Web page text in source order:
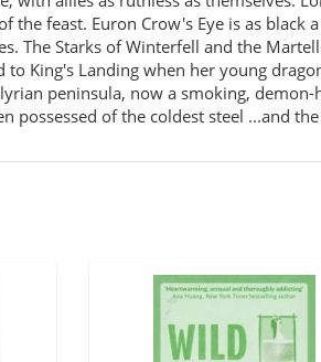
feast. Euron Crow's Eye is as black
The Starks of Winterfell and the
King's Landing when her young
peninsula, now a smoking,
of the coldest steel ...and